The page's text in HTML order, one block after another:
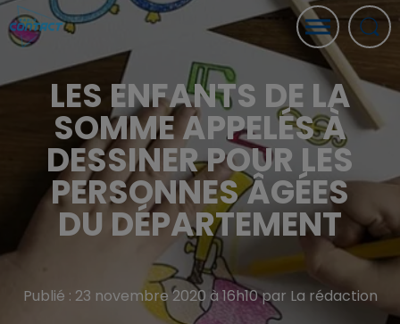
LES ENFANTS DE LA
SOMME APPELÉS À
DESSINER POUR LES
PERSONNES ÂGÉES
DU DÉPARTEMENT
Publié : 23 novembre 2020 à 16h10 par La rédaction